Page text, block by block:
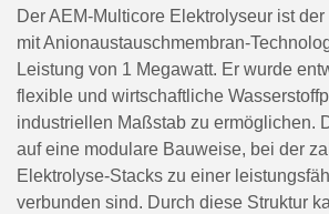
Der AEM-Multicore Elektrolyseur ist
mit Anionaustauschmembran-
Leistung von 1 Megawatt. Er wurde
flexible und wirtschaftliche
industriellen Maßstab zu ermöglichen.
auf eine modulare Bauweise, bei der
Elektrolyse-Stacks zu einer
verbunden sind. Durch diese Struktur